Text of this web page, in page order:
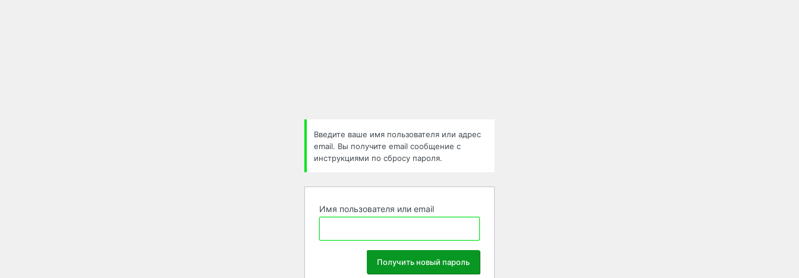
Введите ваше имя пользователя или адрес
email. Вы получите email сообщение с
инструкциями по сбросу пароля.
Имя пользователя или email